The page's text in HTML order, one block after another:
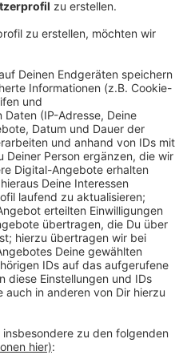
06:36
noch voll beladen. Er
von über 100.000 Euro
war der
(28.02.) auf einem
abgestellt worden.
war er weg.
Vorhängeschloss des
dann das Tor
mitgenommen.